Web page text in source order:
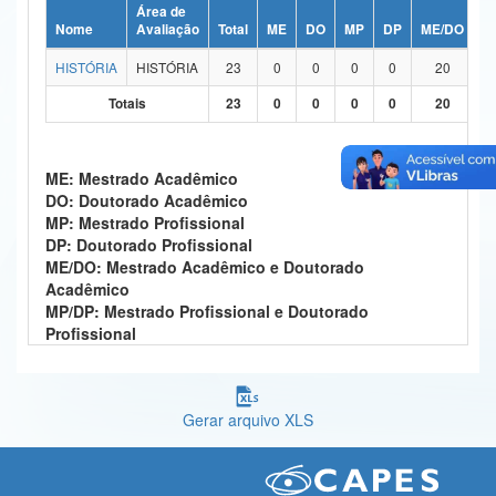
Ministério da Ciência, Tecnologia, Inovações e Comunicações
Ministério do Meio Ambiente
Controladoria-Geral da União
Ministério da Mulher, da Família e dos Direitos Humanos
Secretaria-Geral
Secretaria de Governo
Nome
Área de
Avaliação
Total ME DO MP DP ME/DO
HISTÓRIA
HISTÓRIA 23 0 0 0 0
20
Totais
23 0 0 0 0 20
ME: Mestrado Acadêmico
DO: Doutorado Acadêmico
MP: Mestrado Profissional
DP: Doutorado Profissional
ME/DO: Mestrado Acadêmico e Doutorado
Acadêmico
MP/DP: Mestrado Profissional e Doutorado
Profissional
Gerar arquivo XLS